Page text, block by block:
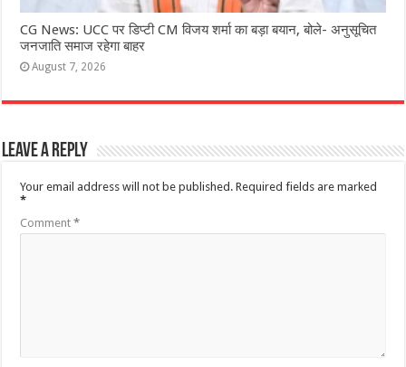
CG News: UCC पर डिप्टी CM विजय शर्मा का बड़ा बयान, बोले- अनुसूचित
जनजाति समाज रहेगा बाहर
August 7, 2026
Leave a Reply
Your email address will not be published. Required fields are marked
*
Comment*